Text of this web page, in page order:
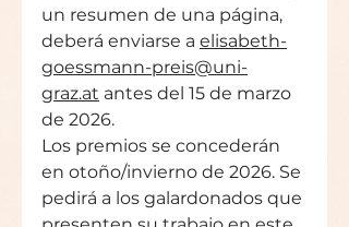
un resumen de una página,
deberá enviarse a elisabeth-
goessmann-preis@uni-
graz.at antes del 15 de marzo
de 2026.
Los premios se concederán
en otoño/invierno de 2026. Se
pedirá a los galardonados que